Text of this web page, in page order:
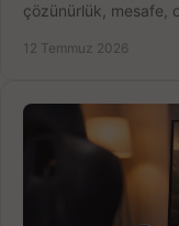
çözünürlük, mesafe,
12 Temmuz 2026